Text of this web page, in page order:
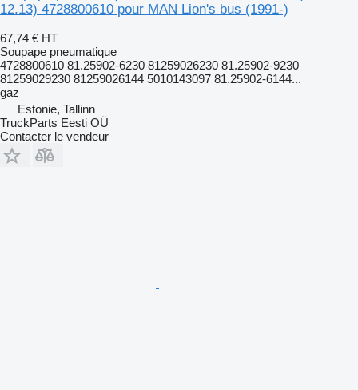
12.13) 4728800610 pour MAN Lion's bus (1991-)
67,74 € HT
Soupape pneumatique
4728800610 81.25902-6230 81259026230 81.25902-9230
81259029230 81259026144 5010143097 81.25902-6144...
gaz
Estonie, Tallinn
TruckParts Eesti OÜ
Contacter le vendeur